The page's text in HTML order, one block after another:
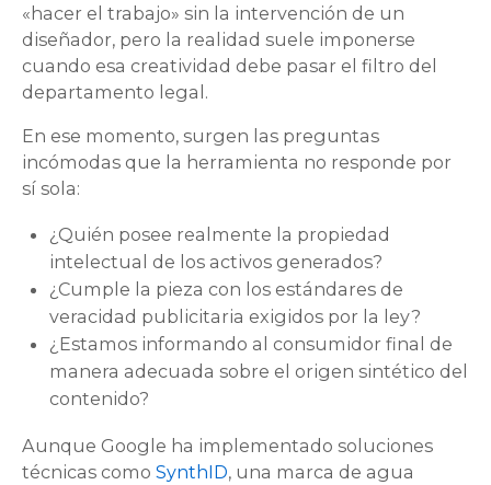
«hacer el trabajo» sin la intervención de un
diseñador, pero la realidad suele imponerse
cuando esa creatividad debe pasar el filtro del
departamento legal.
En ese momento, surgen las preguntas
incómodas que la herramienta no responde por
sí sola:
¿Quién posee realmente la propiedad
intelectual de los activos generados?
¿Cumple la pieza con los estándares de
veracidad publicitaria exigidos por la ley?
¿Estamos informando al consumidor final de
manera adecuada sobre el origen sintético del
contenido?
Aunque Google ha implementado soluciones
técnicas como SynthID, una marca de agua